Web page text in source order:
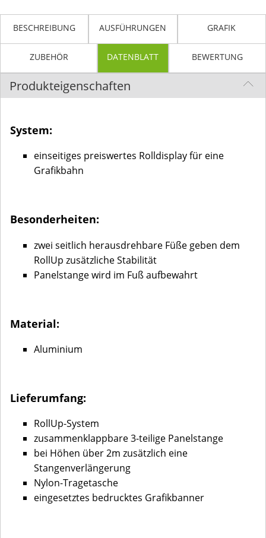
BESCHREIBUNG AUSFÜHRUNGEN GRAFIK
ZUBEHÖR DATENBLATT BEWERTUNG
Produkteigenschaften
System:
einseitiges preiswertes Rolldisplay für eine
Grafikbahn
Besonderheiten:
zwei seitlich herausdrehbare Füße geben dem
RollUp zusätzliche Stabilität
Panelstange wird im Fuß aufbewahrt
Material:
Aluminium
Lieferumfang:
RollUp-System
zusammenklappbare 3-teilige Panelstange
bei Höhen über 2m zusätzlich eine
Stangenverlängerung
Nylon-Tragetasche
eingesetztes bedrucktes Grafikbanner